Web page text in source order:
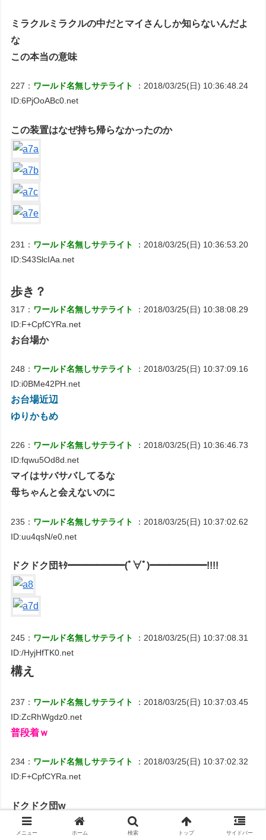
ミラクルミラクルの中だとマイさんしか知らないんだよ
な
この本当の意味
227： ワールド名無しサテライト
：2018/03/25(日) 10:36:48.24
ID:6PjOoABc0.net
この装置はなぜ持ち帰らなかったのか
231： ワールド名無しサテライト
：2018/03/25(日) 10:36:53.20
ID:S43SlcIAa.net
歩き？
317： ワールド名無しサテライト
：2018/03/25(日) 10:38:08.29
ID:F+CpfCYRa.net
お台場か
248： ワールド名無しサテライト
：2018/03/25(日) 10:37:09.16
ID:i0BMe42PH.net
お台場近辺
ゆりかもめ
226： ワールド名無しサテライト
：2018/03/25(日) 10:36:46.73
ID:fqwu5Od8d.net
マイはサバサバしてるな
母ちゃんと会えないのに
235： ワールド名無しサテライト
：2018/03/25(日) 10:37:02.62
ID:uu4qsN/e0.net
ドクドク団ｷﾀ━━━━━━(ﾟ∀ﾟ)━━━━━━!!!!
245： ワールド名無しサテライト
：2018/03/25(日) 10:37:08.31
ID:/HyjHfTK0.net
構え
237： ワールド名無しサテライト
：2018/03/25(日) 10:37:03.45
ID:ZcRhWgdz0.net
普段着ｗ
234： ワールド名無しサテライト
：2018/03/25(日) 10:37:02.32
ID:F+CpfCYRa.net
ドクドク団w
243：ワールド名無しサテライト：2018/03/25(日) 10:37:07.44
メニュー ホーム 検索 トップ サイドバー